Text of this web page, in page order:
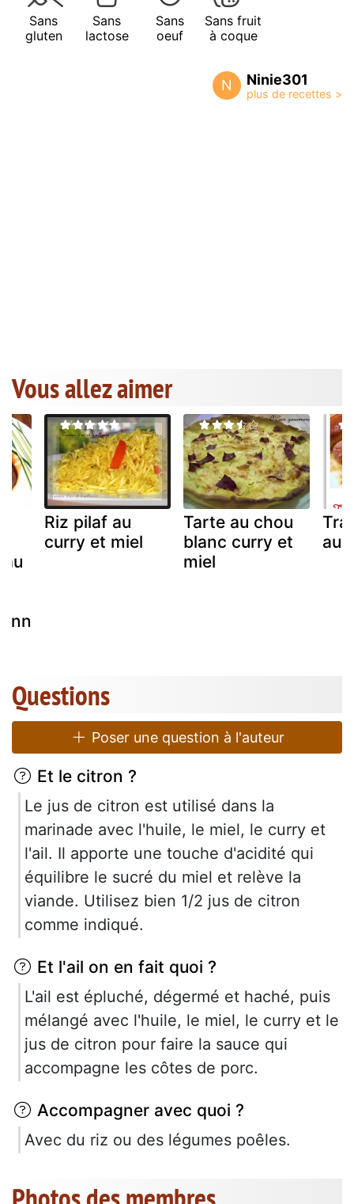
Sans
gluten
Sans
lactose
Sans
oeuf
Sans fruit
à coque
N Ninie301
Vous allez aimer
Riz pilaf au
curry et miel
Tarte au chou
blanc curry et
miel
au
Questions
Poser une question à l'auteur
Et le citron ?
Le jus de citron est utilisé dans la
marinade avec l'huile, le miel, le curry et
l'ail. Il apporte une touche d'acidité qui
équilibre le sucré du miel et relève la
viande. Utilisez bien 1/2 jus de citron
comme indiqué.
Et l'ail on en fait quoi ?
L'ail est épluché, dégermé et haché, puis
mélangé avec l'huile, le miel, le curry et le
jus de citron pour faire la sauce qui
accompagne les côtes de porc.
Accompagner avec quoi ?
Avec du riz ou des légumes poêles.